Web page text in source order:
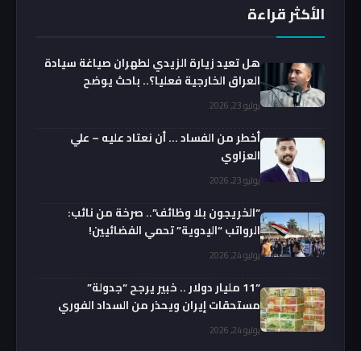
الأكثر قراءة
هل تعيد زيارة الزيدي لطهران صياغة سيادة
العراق الخارجية فعليا؟.. باحث يوضح
يوليو 23, 2026
أخطر من الفساد … أن نعتاد عليه – علي
العزاوي
يوليو 23, 2026
“الخريجون بلا وظائف”.. صرخة من نائب:
الرواتب “اليدوية” تحمي الفضائيين!
يوليو 24, 2026
“11 مليار دولار .. خبير يرجح “جدولة”
مستحقات إيران ويحذر من السداد الفوري
يوليو 24, 2026